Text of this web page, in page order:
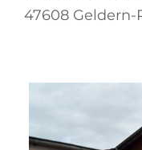
47608 Geldern-